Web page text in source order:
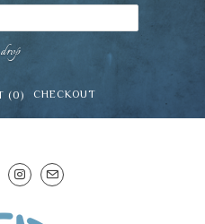
(0) CHECKOUT
Advisor